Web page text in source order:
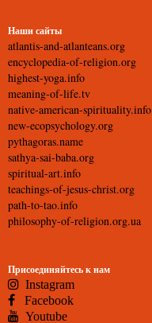
Наши сайты
atlantis-and-atlanteans.org
encyclopedia-of-religion.org
highest-yoga.info
meaning-of-life.tv
native-american-spirituality.info
new-ecopsychology.org
pythagoras.name
sathya-sai-baba.org
spiritual-art.info
teachings-of-jesus-christ.org
path-to-tao.info
philosophy-of-religion.org.ua
Присоединяйтесь к нам
Instagram
Facebook
Youtube